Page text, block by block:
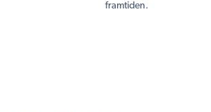
framtiden.